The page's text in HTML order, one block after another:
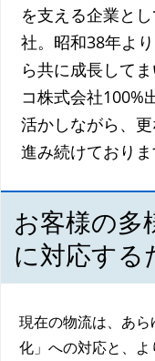
を支える企業と
社。昭和38年よ
ら共に成長して
コ株式会社100%
活かしながら、
進み続けておりま
お客様の多
に対応する
現在の物流は、あ
化」への対応と、